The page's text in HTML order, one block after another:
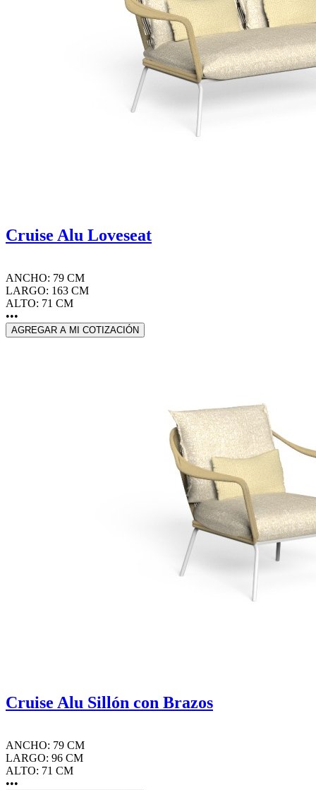
Cruise Alu Loveseat
ANCHO: 79 CM
LARGO: 163 CM
ALTO: 71 CM
•••
AGREGAR A MI COTIZACIÓN
Cruise Alu Sillón con Brazos
ANCHO: 79 CM
LARGO: 96 CM
ALTO: 71 CM
•••